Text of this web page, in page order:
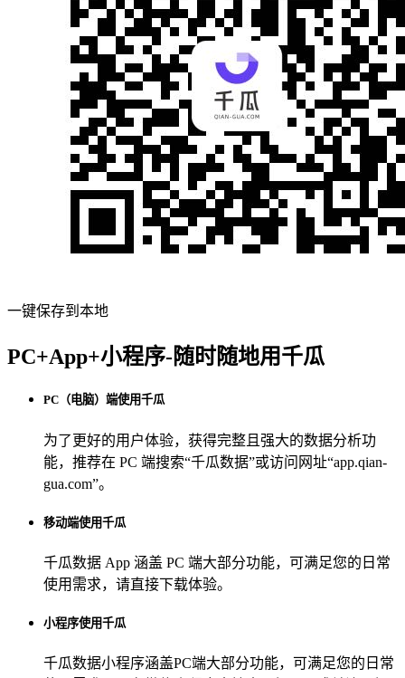
一键保存到本地
PC+App+小程序-随时随地用千瓜
PC（电脑）端使用千瓜
为了更好的用户体验，获得完整且强大的数据分析功
能，推荐在 PC 端搜索“千瓜数据”或访问网址“app.qian-
gua.com”。
移动端使用千瓜
千瓜数据 App 涵盖 PC 端大部分功能，可满足您的日常
使用需求，请直接下载体验。
小程序使用千瓜
千瓜数据小程序涵盖PC端大部分功能，可满足您的日常